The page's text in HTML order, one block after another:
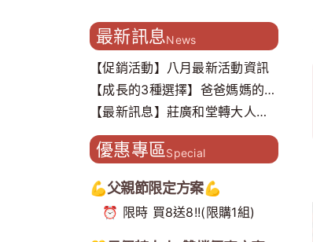
最新訊息News
【促銷活動】八月最新活動資訊
【成長的3種選擇】爸爸媽媽的心
聲，我們都聽到了..
【最新訊息】莊廣和堂轉大人打
造主題門市 開創補養新型態
優惠專區Special
💪父親節限定方案💪
⏰ 限時 買8送8!!(限購1組)